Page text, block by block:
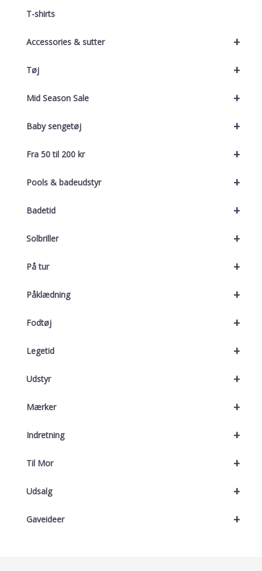
T-shirts
+
Accessories & sutter
+
Tøj
+
Mid Season Sale
+
Baby sengetøj
+
Fra 50 til 200 kr
+
Pools & badeudstyr
+
Badetid
+
Solbriller
+
På tur
+
Påklædning
+
Fodtøj
+
Legetid
+
Udstyr
+
Mærker
+
Indretning
+
Til Mor
+
Udsalg
+
Gaveideer